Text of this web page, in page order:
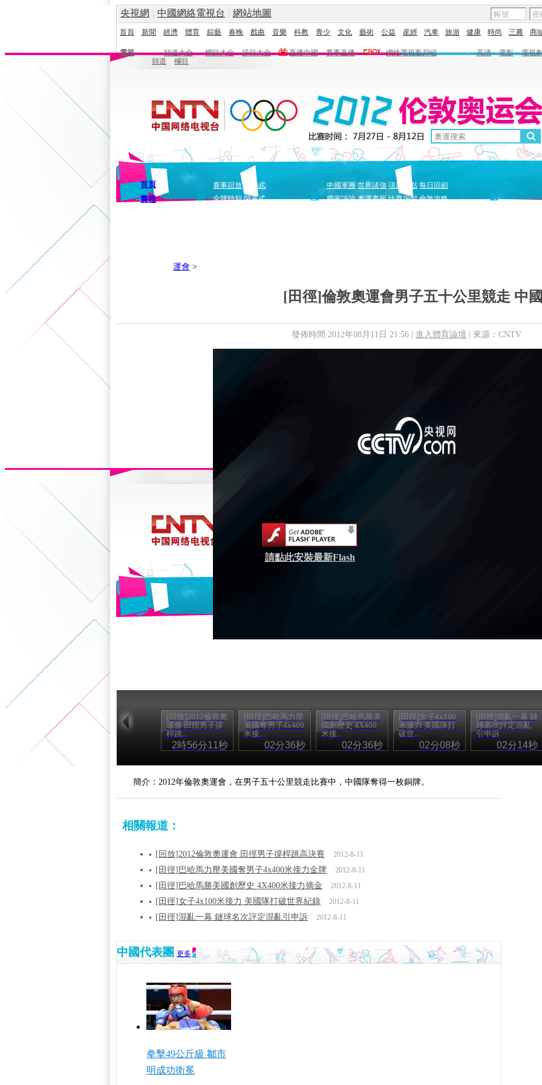
央視網 | 中國網絡電視台 | 網站地圖
首頁 新聞 經濟 體育 綜藝 春晚 戲曲 音樂 科教 青少 文化 藝術 公益 産經 汽車 旅游 健康 時尚 三農 商
電視 頻道大全 欄目大全 節目大全 直播中國 賽事直播 網絡電視客戶端 | 高清 電影
電視
頻道
欄目
首頁
賽程
頻
賽事回放
開幕式
金牌時刻 閉幕式
中國軍團 世界諸強 項目盤點 每日回顧
獨家評論 奧運畫報 比賽場館 倫敦攻略
創
運會 >
[田徑]倫敦奧運會男子五十公里競走 中
發佈時間:2012年08月11日 21:56 | 進入體育論壇 | 來源：CNTV
請點此安裝最新Flash
[回放]2012倫敦奧
運會 田徑男子撐
桿跳...
2時56分11秒
[田徑]巴哈馬力壓
美國奪男子4x400
米接...
02分36秒
[田徑]巴哈馬勝美
國創歷史 4X400
米接...
02分36秒
[田徑]女子4x100
米接力 美國隊打
破世...
02分08秒
[田徑]混亂一幕 鏈
球名次評定混亂
引申訴
02分14秒
簡介：2012年倫敦奧運會，在男子五十公里競走比賽中，中國隊奪得一枚銅牌。
相關報道：
[回放]2012倫敦奧運會 田徑男子撐桿跳高決賽 2012-8-11
[田徑]巴哈馬力壓美國奪男子4x400米接力金牌 2012-8-11
[田徑]巴哈馬勝美國創歷史 4X400米接力摘金 2012-8-11
[田徑]女子4x100米接力 美國隊打破世界紀錄 2012-8-11
[田徑]混亂一幕 鏈球名次評定混亂引申訴 2012-8-11
中國代表團 更多
拳擊49公斤級 鄒市
明成功衛冕